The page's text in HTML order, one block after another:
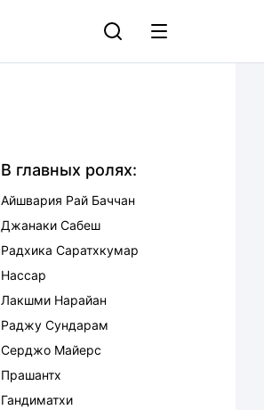
В главных ролях:
Айшвария Рай Баччан
Джанаки Сабеш
Радхика Саратхкумар
Нассар
Лакшми Нарайан
Раджу Сундарам
Серджо Майерс
Прашантх
Гандиматхи